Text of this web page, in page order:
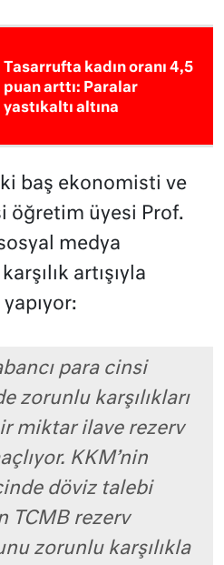
Tasarrufta kadın oranı 4,5
puan arttı: Paralar
yastıkaltı altına
baş ekonomisti ve
öğretim üyesi Prof.
medya
artışıyla
para cinsi
zorunlu karşılıkları
miktar ilave rezerv
KKM’nin
döviz talebi
TCMB rezerv
zorunlu karşılıkla